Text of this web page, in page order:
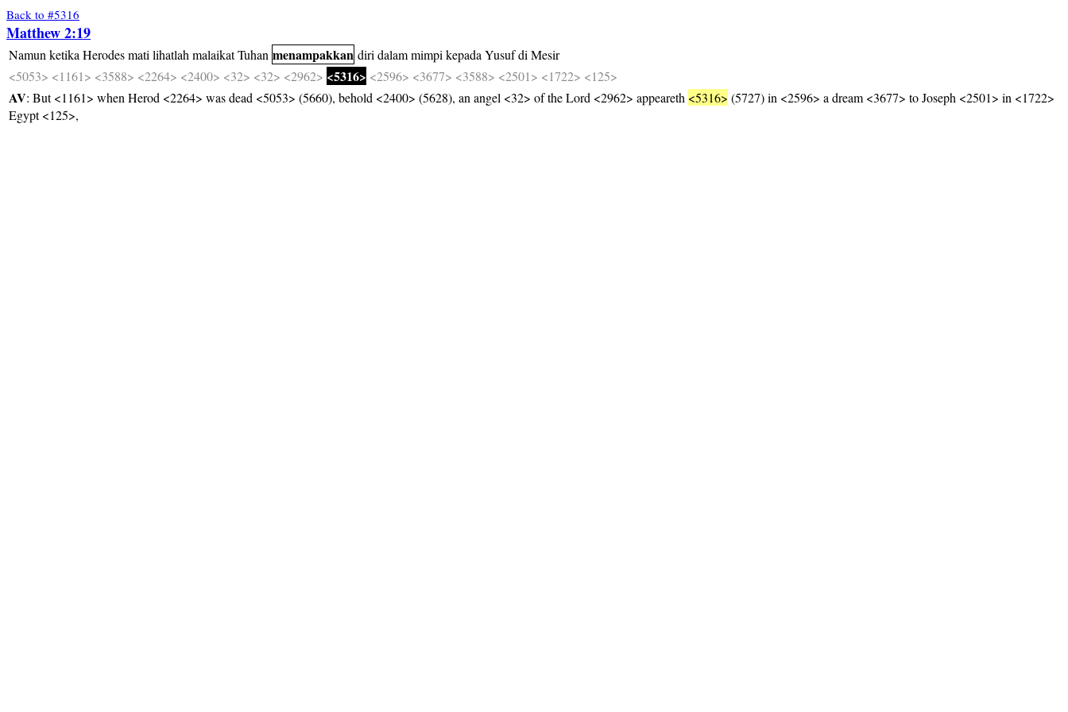
Back to #5316
Matthew 2:19
Namun ketika Herodesmati lihatlah malaikatTuhan menampakkan diri dalammimpi kepada Yusufdi Mesir
<5053> <1161> <3588> <2264> <2400> <32> <32> <2962> <5316> <2596> <3677> <3588> <2501> <1722> <125>
AV: But <1161> when Herod <2264> was dead <5053> (5660), behold <2400> (5628), an angel <32> of the Lord <2962> appeareth <5316> (5727) in <2596> a dream <3677> to Joseph <2501> in <1722>
Egypt <125>,